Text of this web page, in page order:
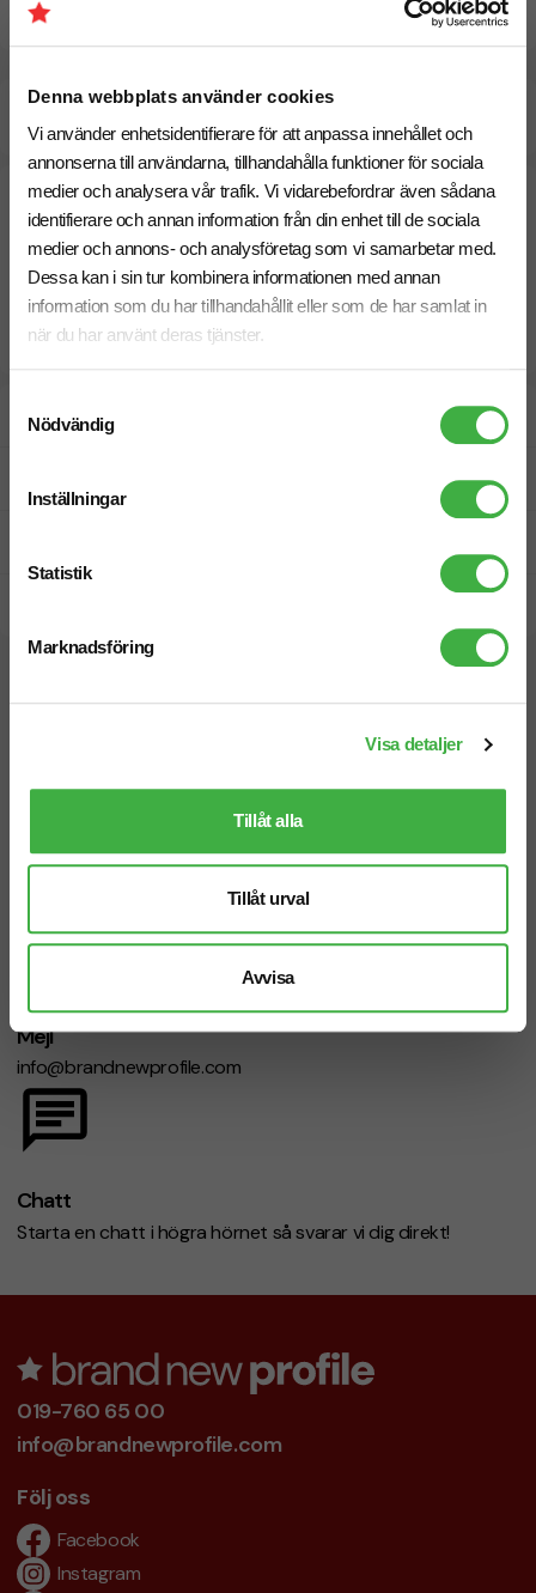
Denna webbplats använder cookies
Vi använder enhetsidentifierare för att anpassa innehållet och
annonserna till användarna, tillhandahålla funktioner för sociala
medier och analysera vår trafik. Vi vidarebefordrar även sådana
identifierare och annan information från din enhet till de sociala
medier och annons- och analysföretag som vi samarbetar med.
Dessa kan i sin tur kombinera informationen med annan
information som du har tillhandahållit eller som de har samlat in
när du har använt deras tjänster.
Nödvändig
Inställningar
Statistik
Marknadsföring
Visa detaljer
Tillåt alla
Tillåt urval
Avvisa
Pristabell
Beräknad leveranstid:
Snabbare leverans? Kontakta oss.
Designskiss inom 1 h
Telefon: 019-760 65 00
Mejl
info@brandnewprofile.com
Chatt
Starta en chatt i högra hörnet så svarar vi dig direkt!
019-760 65 00
info@brandnewprofile.com
Följ oss
Facebook
Instagram